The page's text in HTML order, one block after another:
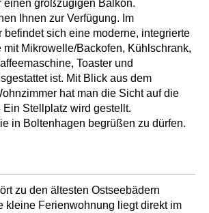
einen großzügigen Balkon.
Ihnen zur Verfügung. Im
befindet sich eine moderne, integrierte
mit Mikrowelle/Backofen, Kühlschrank,
Toaster und
ist. Mit Blick aus dem
hat man die Sicht auf die
Ein Stellplatz wird gestellt.
in Boltenhagen begrüßen zu dürfen.
zu den ältesten Ostseebädern
kleine Ferienwohnung liegt direkt im